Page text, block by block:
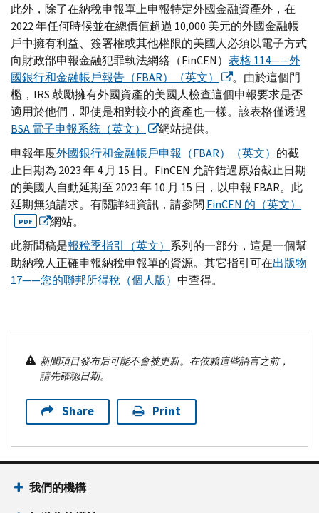
此外，除了在納稅申報單上申報特定外國金融資產外，在
2022 年任何時候並在總價值超過 10,000 美元的外國金融帳
戶中擁有利益、簽署權或其他權限的美國人必須以電子方式
向財政部申報金融犯罪執法網絡（FinCEN） 表格 114——外
國銀行和金融帳戶報告（FBAR）（英文）
。由於這個門
檻， IRS鼓勵擁有外國資產的美國人檢查這個申報要求是否
適用於他們，即使是相對較小的資產也一樣。該表格僅透過
BSA電子申報系統（英文）
網站提供。
申報年度外國銀行和金融帳戶申報（FBAR）（英文） 的截
止日期為 2023 年 4 月 15 日。 FinCEN 允許錯過原始截止日期
的美國人自動延期至 2023 年 10 月 15 日，以申報 FBAR。此
延期無須請求。有關詳細資訊，請參閱 FinCEN 的（英文）
PDF
網站。
此新聞稿是報稅季指引（英文） 系列的一部分，這是一個幫
助納稅人正確申報納稅申報單的資源。其它指引可在出版物
17——您的聯邦所得稅（個人版） 中查得。
新聞項目發布后可能不會被更新。在依賴這些語言之前，
請先確認日期。
Share Print
我們的機構